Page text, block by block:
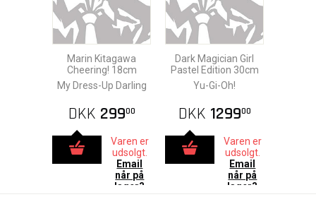
Marin Kitagawa
Cheering! 18cm
My Dress-Up Darling
DKK 29900
Varen er
udsolgt.
Email
når på
lager?
Dark Magician Girl
Pastel Edition 30cm
Yu-Gi-Oh!
DKK 129900
Varen er
udsolgt.
Email
når på
lager?